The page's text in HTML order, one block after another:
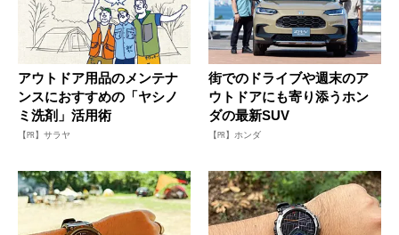
アウトドア用品のメンテナ
ンスにおすすめの「ヤシノ
ミ洗剤」活用術
【PR】サラヤ
街でのドライブや週末のア
ウトドアにも寄り添うホン
ダの最新SUV
【PR】ホンダ